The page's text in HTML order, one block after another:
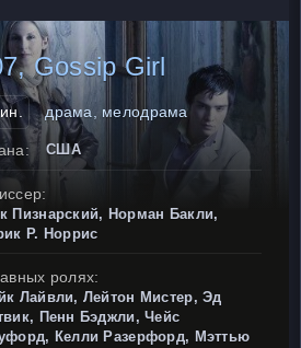
Gossip Girl
драма, мелодрама
США
Пизнарский, Норман Бакли,
Р. Норрис
ролях:
Лайвли, Лейтон Мистер, Эд
Пенн Бэджли, Чейс
Келли Разерфорд, Мэттью